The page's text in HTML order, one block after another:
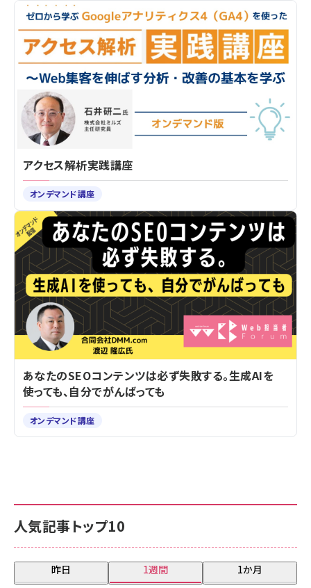
人気記事トップ10
昨日 1週間 1か月
アクセス解析実践講座
オンデマンド講座
あなたのSEOコンテンツは必ず失敗する。生成AIを
使っても、自分でがんばっても
オンデマンド講座